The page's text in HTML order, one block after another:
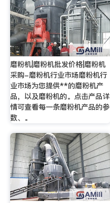
磨粉机|磨粉机批发价格|磨粉机
采购-磨粉机行业市场磨粉机行
业市场为您提供**的磨粉机产
品，以及磨粉机的。点击产品详
情可查看每一条磨粉机产品的参
数、。